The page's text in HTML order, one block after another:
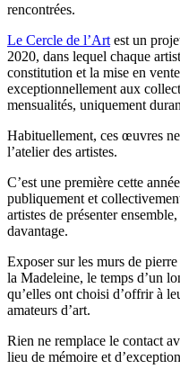
rencontrées.
Le Cercle de l’Art est un
2020, dans lequel chaque
constitution et la mise en
exceptionnellement aux
mensualités, uniquement
Habituellement, ces œuvres
l’atelier des artistes.
C’est une première cette
publiquement et
artistes de présenter
davantage.
Exposer sur les murs de
la Madeleine, le temps d’un
qu’elles ont choisi d’offrir à
amateurs d’art.
Rien ne remplace le contact
lieu de mémoire et